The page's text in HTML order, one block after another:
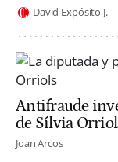
David Expósito J.
Antifraude
de Sílvia
Joan Arcos